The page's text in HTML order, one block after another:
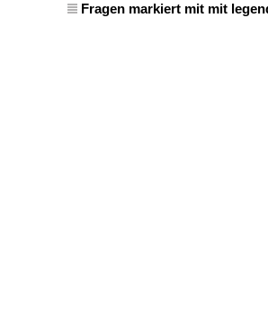
Fragen markiert mit mit